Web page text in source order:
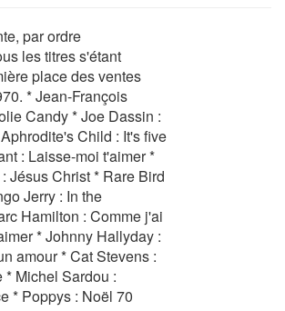
par ordre
les titres s'étant
place des ventes
* Jean-François
Candy * Joe Dassin :
Child : It's five
: Laisse-moi t'aimer *
Jésus Christ * Rare Bird
Jerry : In the
Hamilton : Comme j'ai
* Johnny Hallyday :
amour * Cat Stevens :
Michel Sardou :
* Poppys : Noël 70